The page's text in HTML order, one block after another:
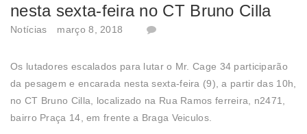
nesta sexta-feira no CT Bruno Cilla
Notícias março 8, 2018
Os lutadores escalados para lutar o Mr. Cage 34 participarão
da pesagem e encarada nesta sexta-feira (9), a partir das 10h,
no CT Bruno Cilla, localizado na Rua Ramos ferreira, n2471,
bairro Praça 14, em frente a Braga Veiculos.